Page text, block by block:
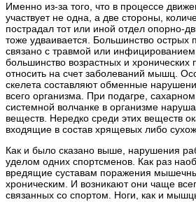
Именно из-за того, что в процессе
участвует не одна, а две стороны,
пострадал тот или иной отдел опорно-
тоже удваивается. Большинство острых
связано с травмой или инфицированием
большинство возрастных и хронических
относить на счет заболеваний мышц.
скелета составляют обменные
всего организма. При подагре,
системной волчанке в организме
веществ. Нередко среди этих веществ
входящие в состав хрящевых либо
Как и было сказано выше, нарушения
уделом одних спортсменов. Как раз
вредящие суставам поражения
хроническим. И возникают они чаще
связанных со спортом. Ноги, как и